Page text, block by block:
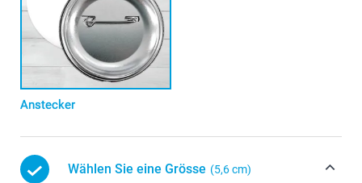
Anstecker
Wählen Sie eine Grösse (5,6 cm)